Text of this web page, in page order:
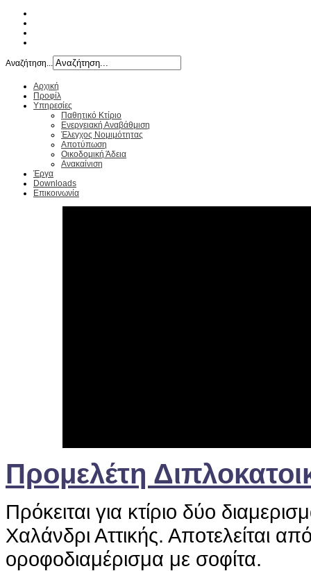
Αναζήτηση...
Αρχική
Προφίλ
Υπηρεσίες
Παθητικό Κτίριο
Ενεργειακή Αναβάθμιση
Έλεγχος Νομιμότητας
Αποτύπωση
Οικοδομική Άδεια
Ανακαίνιση
Έργα
Downloads
Επικοινωνία
Προμελέτη
Πρόκειται για κτίριο δύο
Χαλάνδρι Αττικής. Αποτελείται
οροφοδιαμέρισμα με σοφίτα.